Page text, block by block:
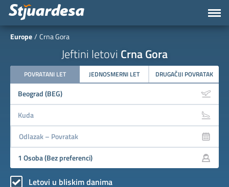
Europe Crna Gora
Jeftini letovi Crna Gora
POVRATANI LET JEDNOSMERNI LET DRUGAČIJI POVRATAK
Letovi u bliskim danima